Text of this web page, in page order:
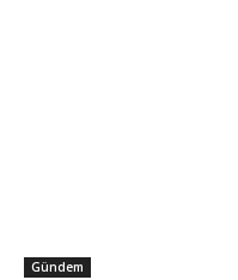
Gündem